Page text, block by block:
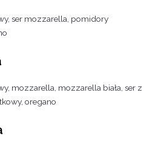
ser mozzarella, pomidory
mozzarella, mozzarella biała, ser z
oregano